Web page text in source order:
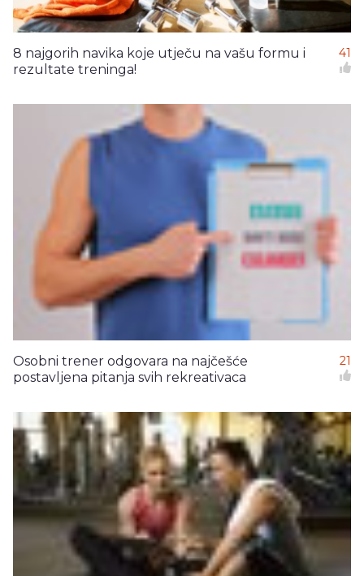
8 najgorih navika koje utječu na vašu formu i
rezultate treninga!
41
Osobni trener odgovara na najčešće
postavljena pitanja svih rekreativaca
21